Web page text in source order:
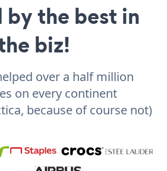
by the best in
biz!
over a half million
on every continent
because of course not)